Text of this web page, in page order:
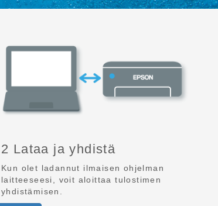
2 Lataa ja yhdistä
Kun olet ladannut ilmaisen ohjelman
laitteeseesi, voit aloittaa tulostimen
yhdistämisen.